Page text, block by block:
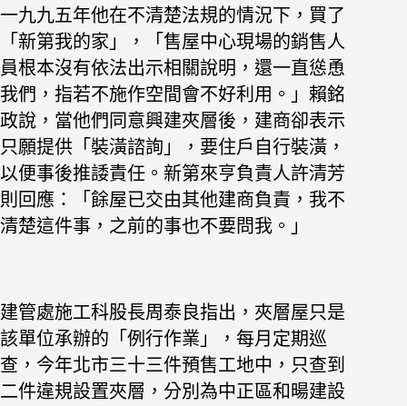
一九九五年他在不清楚法規的情況下，買了
「新第我的家」，「售屋中心現場的銷售人
員根本沒有依法出示相關說明，還一直慫恿
我們，指若不施作空間會不好利用。」賴銘
政說，當他們同意興建夾層後，建商卻表示
只願提供「裝潢諮詢」，要住戶自行裝潢，
以便事後推諉責任。新第來亨負責人許清芳
則回應：「餘屋已交由其他建商負責，我不
清楚這件事，之前的事也不要問我。」
建管處施工科股長周泰良指出，夾層屋只是
該單位承辦的「例行作業」，每月定期巡
查，今年北市三十三件預售工地中，只查到
二件違規設置夾層，分別為中正區和暘建設